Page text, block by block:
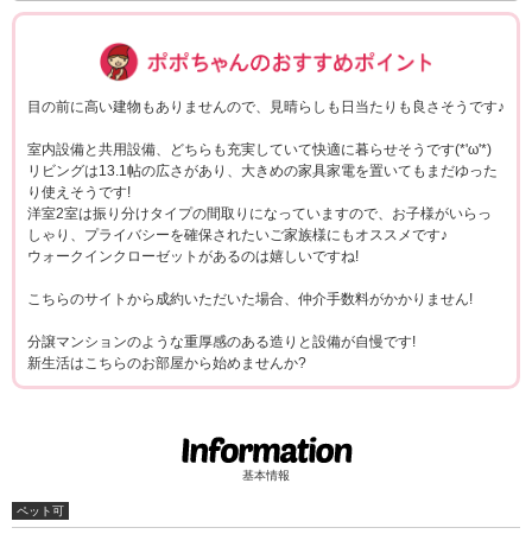
目の前に高い建物もありませんので、見晴らしも日当たりも良さそうです♪
室内設備と共用設備、どちらも充実していて快適に暮らせそうです(*'ω'*)
リビングは13.1帖の広さがあり、大きめの家具家電を置いてもまだゆった
り使えそうです!
洋室2室は振り分けタイプの間取りになっていますので、お子様がいらっ
しゃり、プライバシーを確保されたいご家族様にもオススメです♪
ウォークインクローゼットがあるのは嬉しいですね!
こちらのサイトから成約いただいた場合、仲介手数料がかかりません!
分譲マンションのような重厚感のある造りと設備が自慢です!
新生活はこちらのお部屋から始めませんか?
基本情報
ペット可